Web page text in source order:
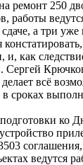
ремонт 250
работы
сдаче, а три
и, как
Сергей
всё
сроках
ко
ведутся